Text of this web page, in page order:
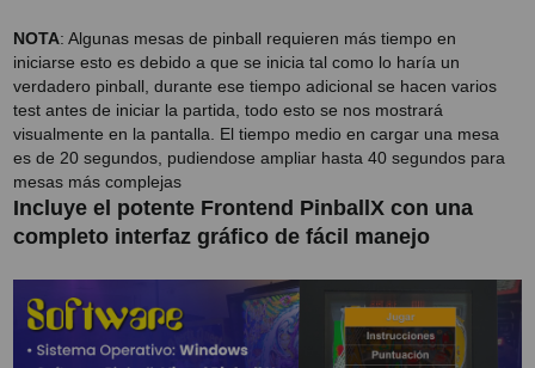
NOTA: Algunas mesas de pinball requieren más tiempo en
iniciarse esto es debido a que se inicia tal como lo haría un
verdadero pinball, durante ese tiempo adicional se hacen varios
test antes de iniciar la partida, todo esto se nos mostrará
visualmente en la pantalla. El tiempo medio en cargar una mesa
es de 20 segundos, pudiendose ampliar hasta 40 segundos para
mesas más complejas
Incluye el potente Frontend PinballX con una
completo interfaz gráfico de fácil manejo